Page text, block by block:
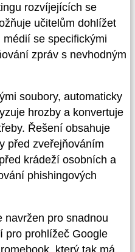
rozvíjejících se
učitelům dohlížet
se specifickými
zpráv s nevhodným
soubory, automaticky
hrozby a konvertuje
Řešení obsahuje
před zveřejňováním
krádeží osobních a
phishingových
navržen pro snadnou
pro prohlížeč Google
který tak má